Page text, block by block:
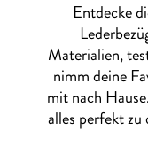
Entdecke
Materialien,
nimm deine
mit nach
alles perfekt zu